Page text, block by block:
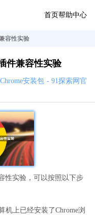
首页帮助中心
容性实验
件兼容性实验
安装包 - 91探索网官
性实验，可以按照以下步
机上已经安装了Chrome浏